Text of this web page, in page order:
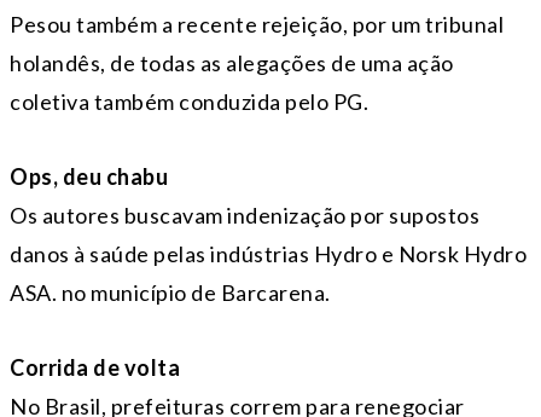
Pesou também a recente rejeição, por um tribunal
holandês, de todas as alegações de uma ação
coletiva também conduzida pelo PG.
Ops, deu chabu
Os autores buscavam indenização por supostos
danos à saúde pelas indústrias Hydro e Norsk Hydro
ASA. no município de Barcarena.
Corrida de volta
No Brasil, prefeituras correm para renegociar